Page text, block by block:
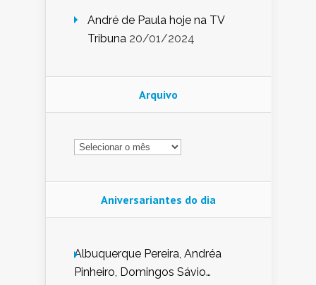
André de Paula hoje na TV
Tribuna 20/01/2024
Arquivo
Arquivo
Aniversariantes do dia
Albuquerque Pereira, Andréa
Pinheiro, Domingos Sávio